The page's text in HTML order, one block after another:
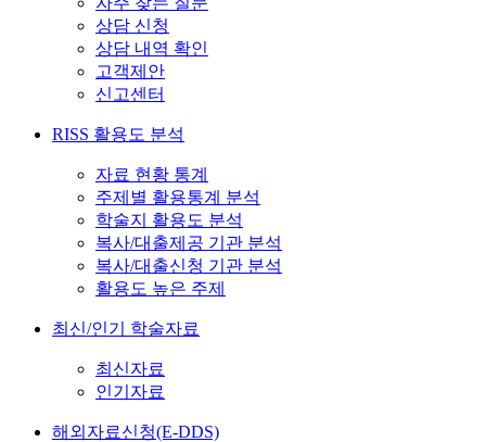
상담 신청
상담 내역 확인
고객제안
신고센터
RISS 활용도 분석
자료 현황 통계
주제별 활용통계 분석
학술지 활용도 분석
복사/대출제공 기관 분석
복사/대출신청 기관 분석
활용도 높은 주제
최신/인기 학술자료
최신자료
인기자료
해외자료신청(E-DDS)